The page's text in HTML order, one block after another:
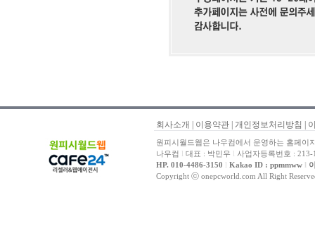
회사소개 이용약관 개인정보처리방침
원피시월드웹은 나우컴에서 운영하는 홈페이
나우컴 l 대표 : 박민우 l 사업자등록번호 :
HP. 010-4486-3150 l Kakao ID : ppmmww l
Copyright ⓒ onepcworld.com All Right